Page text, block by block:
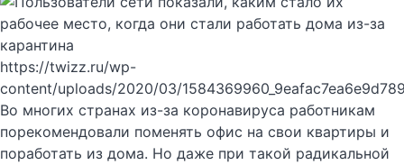
https://twizz.ru/wp-
content/uploads/2020/03/
Во многих странах из-за коронавируса работникам
порекомендовали поменять офис на свои квартиры и
поработать из дома. Но даже при такой радикальной